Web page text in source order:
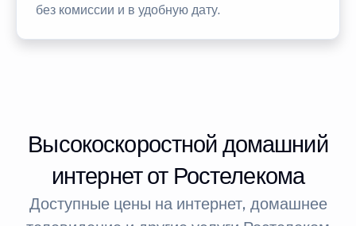
без комиссии и в удобную дату.
Высокоскоростной домашний
интернет от Ростелекома
Доступные цены на интернет, домашнее